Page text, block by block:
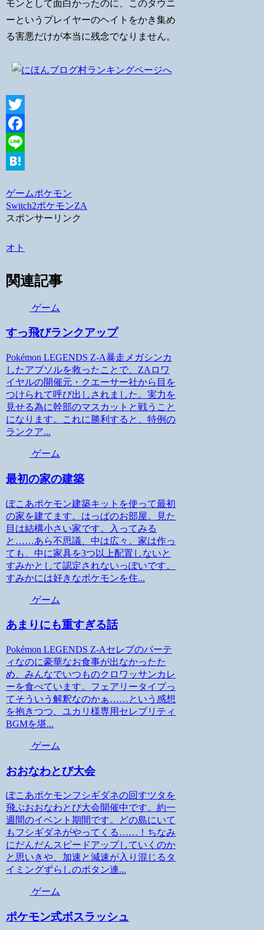
モンとして面白かったのに、このタウニ
ーというプレイヤーのヘイトをかき集め
る害悪だけが本当に残念でなりません。
Twitter
Facebook
Line
ゲームポケモン
Switch2ポケモンZA
スポンサーリンク
オト
関連記事
ゲーム
すっ飛びランクアップ
Pokémon LEGENDS Z-A暴走メガシンカ
したアブソルを救ったことで、ZAロワ
イヤルの開催元・クエーサー社から目を
つけられて呼び出しされました。実力を
見せる為に幹部のマスカットと戦うこと
になります。これに勝利すると、特例の
ランクア...
ゲーム
最初の家の建築
ぽこあポケモン建築キットを使って最初
の家を建てます。はっぱのお部屋。見た
目は結構小さい家です。入ってみる
と……あら不思議、中は広々。家は作っ
ても、中に家具を3つ以上配置しないと
すみかとして認定されないっぽいです。
すみかには好きなポケモンを住...
ゲーム
あまりにも重すぎる話
Pokémon LEGENDS Z-Aセレブのパーテ
ィなのに豪華なお食事が出なかったた
め、みんなでいつものクロワッサンカレ
ーを食べています。フェアリータイプっ
てそういう解釈なのかぁ……という感想
を抱きつつ、ユカリ様専用セレブリティ
BGMを堪...
ゲーム
おおなわとび大会
ぽこあポケモンフシギダネの回すツタを
飛ぶおおなわとび大会開催中です。約一
週間のイベント期間です。どの島にいて
もフシギダネがやってくる……！ちなみ
にだんだんスピードアップしていくのか
と思いきや、加速と減速が入り混じるタ
イミングずらしのボタン連...
ゲーム
ポケモン式ボスラッシュ